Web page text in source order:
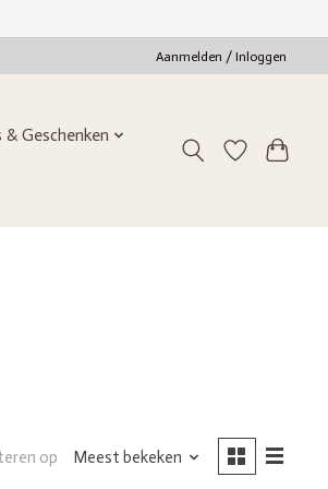
Aanmelden / Inloggen
& Geschenken
op Meest bekeken